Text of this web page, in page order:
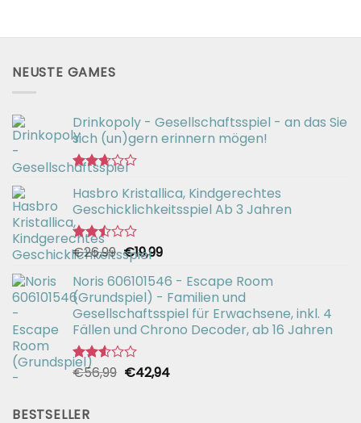
NEUSTE GAMES
Drinkopoly - Gesellschaftsspiel - an das Sie
sich (un)gern erinnern mögen!
Bewertet
mit
2.67
von 5
Hasbro Kristallica, Kindgerechtes
Geschicklichkeitsspiel Ab 3 Jahren
Bewertet
mit
2.49
von 5
€26,99 Ursprünglicher
Preis
war:
€26,99
€19,99Aktueller
ist:
€19,99.
Noris 606101546 - Escape Room
(Grundspiel) - Familien und
Gesellschaftsspiel für Erwachsene, inkl. 4
Fällen und Chrono Decoder, ab 16 Jahren
Bewertet
von 5
€56,99 Ursprünglicher
€42,94Aktueller
BESTSELLER